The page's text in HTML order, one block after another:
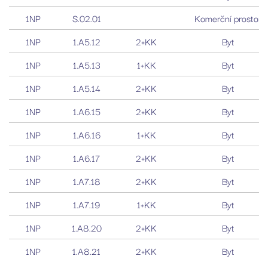
1NP
S.02.01
Komerční prostor
1NP
1.A5.12 2+KK
Byt
1NP
1.A5.13 1+KK
Byt
1NP
1.A5.14 2+KK
Byt
1NP
1.A6.15 2+KK
Byt
1NP
1.A6.16 1+KK
Byt
1NP
1.A6.17 2+KK
Byt
1NP
1.A7.18 2+KK
Byt
1NP
1.A7.19 1+KK
Byt
1NP
1.A8.20 2+KK
Byt
1NP
1.A8.21 2+KK
Byt